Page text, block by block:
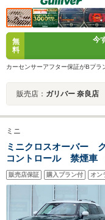
無
料
今
カーセンサーアフター保証がBプラ
販売店： ガリバー 奈良店
ミニ
ミニクロスオーバー
コントロール 禁煙
ビ 電動リアゲート フ
AW スペアキー
販売店保証 購入プラン付 オン